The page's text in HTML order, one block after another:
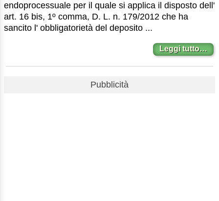
endoprocessuale per il quale si applica il disposto dell'
art. 16 bis, 1º comma, D. L. n. 179/2012 che ha
sancito l' obbligatorietà del deposito ...
Leggi tutto…
Pubblicità